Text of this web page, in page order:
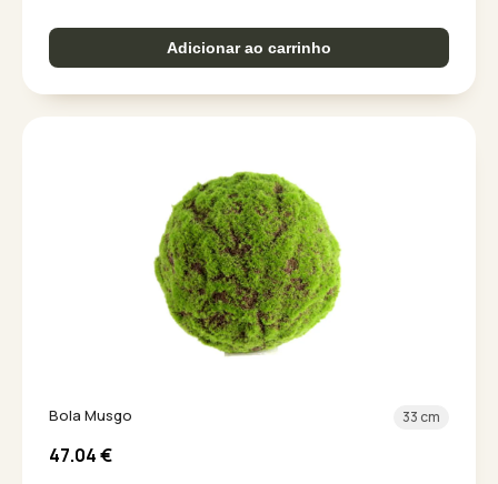
Adicionar ao carrinho
Bola Musgo 33 cm
47.04€